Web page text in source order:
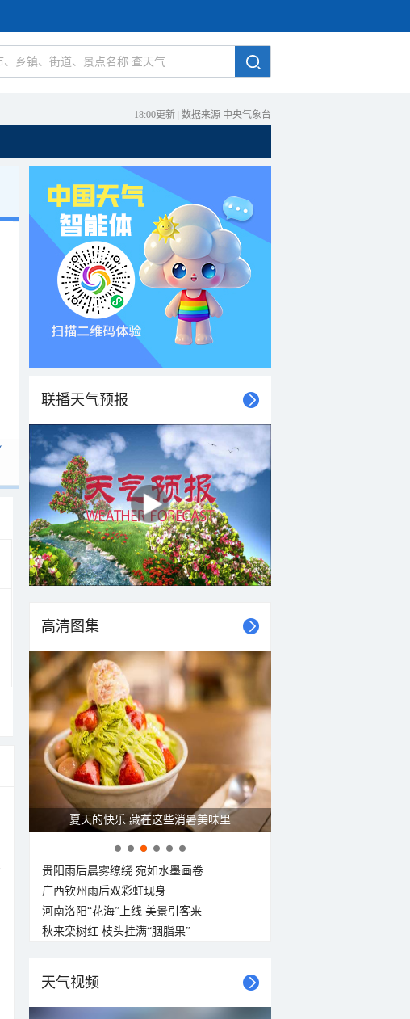
18:00更新 数据来源 中央气象台
联播天气预报
高清图集
广西南宁：盛夏里的“绿野仙踪”
贵阳雨后晨雾缭绕 宛如水墨画卷
广西钦州雨后双彩虹现身
河南洛阳“花海”上线 美景引客来
秋来栾树红 枝头挂满“胭脂果”
天气视频